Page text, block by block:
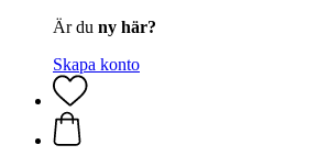
Är du ny här?
Skapa konto